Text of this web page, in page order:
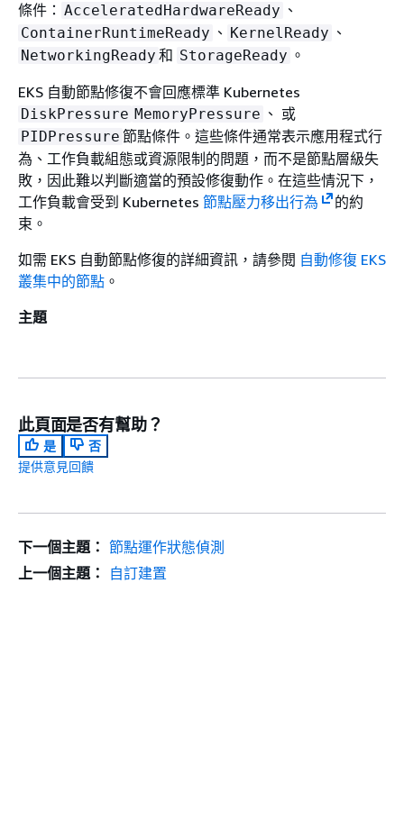
條件： AcceleratedHardwareReady 、
ContainerRuntimeReady 、 KernelReady 、
NetworkingReady 和 StorageReady 。
EKS 自動節點修復不會回應標準 Kubernetes
DiskPressure MemoryPressure 、 或
PIDPressure 節點條件。這些條件通常表示應用程式行
為、工作負載組態或資源限制的問題，而不是節點層級失
敗，因此難以判斷適當的預設修復動作。在這些情況下，
工作負載會受到 Kubernetes 節點壓力移出行為
的約
束。
如需 EKS 自動節點修復的詳細資訊，請參閱 自動修復 EKS
叢集中的節點 。
主題
此頁面是否有幫助？
是
否
提供意見回饋
下一個主題： 節點運作狀態偵測
上一個主題：
自訂建置